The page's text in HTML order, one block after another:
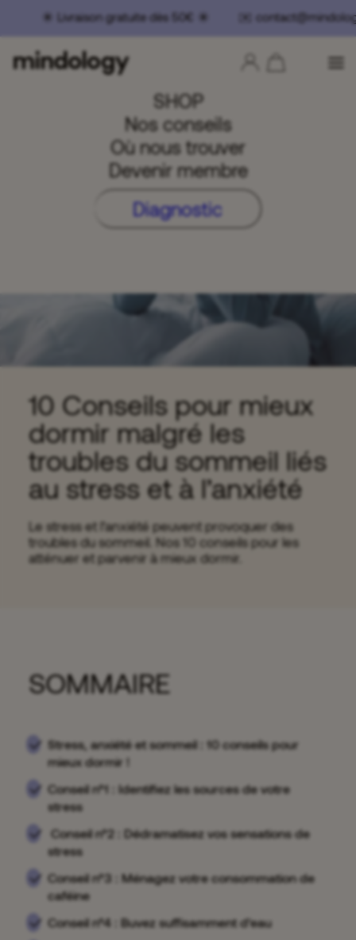
gratuite dès 50€ ☀️ ✉️
SHOP
Nos conseils
Où nous trouver
Devenir membre
Diagnostic
10 Conseils pour mieux
dormir malgré les
troubles du sommeil liés
au stress et à l’anxiété
Le stress et l’anxiété peuvent provoquer des
troubles du sommeil. Nos 10 conseils pour les
atténuer et parvenir à mieux dormir.
SOMMAIRE
Stress, anxiété et sommeil : 10 conseils pour
mieux dormir !
Conseil n°1 : Identifiez les sources de votre
stress
Conseil n°2 : Dédramatisez vos sensations de
stress
Conseil n°3 : Ménagez votre consommation de
caféine
Conseil n°4 : Buvez suffisamment d’eau